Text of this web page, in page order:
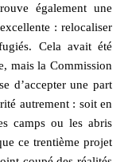
également une
: relocaliser
Cela avait été
mais la Commission
d’accepter une part
autrement : soit en
camps ou les abris
ce trentième projet